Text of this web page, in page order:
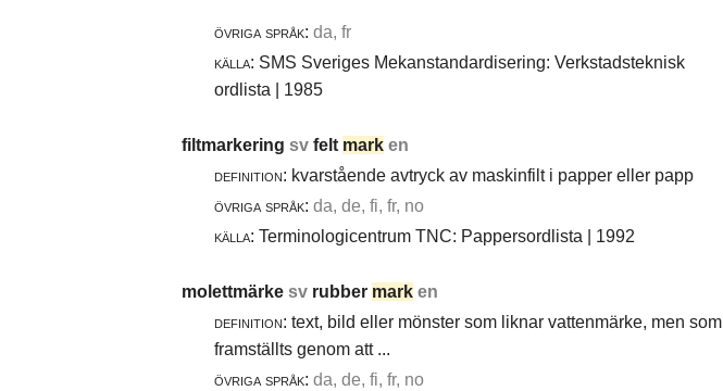
övriga språk: da, fr
källa: SMS Sveriges Mekanstandardisering: Verkstadsteknisk
ordlista | 1985
filtmarkering sv felt mark en
definition: kvarstående avtryck av maskinfilt i papper eller papp
övriga språk: da, de, fi, fr, no
källa: Terminologicentrum TNC: Pappersordlista | 1992
molettmärke sv rubber mark en
definition: text, bild eller mönster som liknar vattenmärke, men som
framställts genom att ...
övriga språk: da, de, fi, fr, no